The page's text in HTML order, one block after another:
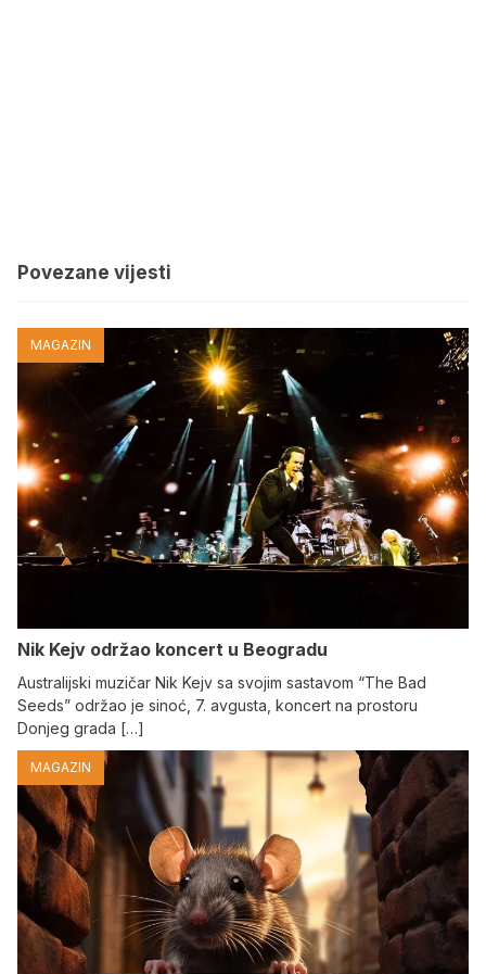
Povezane vijesti
MAGAZIN
Nik Kejv održao koncert u Beogradu
Australijski muzičar Nik Kejv sa svojim sastavom “The Bad
Seeds” održao je sinoć, 7. avgusta, koncert na prostoru
Donjeg grada […]
MAGAZIN